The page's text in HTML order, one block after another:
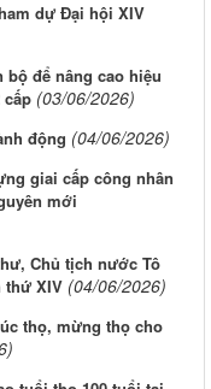
dự Đại hội XIV
để nâng cao hiệu
(03/06/2026)
động (04/06/2026)
giai cấp công nhân
mới
Chủ tịch nước Tô
thứ XIV (04/06/2026)
thọ, mừng thọ cho